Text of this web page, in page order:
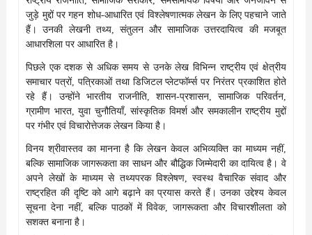
जुड़े मुद्दों पर गहन शोध-आधारित एवं विश्लेषणात्मक लेखन के लिए पहचाने जाते
हैं। उनकी लेखनी तथ्य, संतुलन और सामाजिक उत्तरदायित्व की मजबूत
आधारशिला पर आधारित है।
पिछले एक दशक से अधिक समय से उनके लेख विभिन्न राष्ट्रीय एवं क्षेत्रीय
समाचार पत्रों, पत्रिकाओं तथा डिजिटल प्लेटफॉर्म्स पर निरंतर प्रकाशित होते
रहे हैं। उन्होंने भारतीय राजनीति, शासन-प्रशासन, सामाजिक परिवर्तन,
ग्रामीण भारत, युवा चुनौतियाँ, सांस्कृतिक विमर्श और समकालीन राष्ट्रीय मुद्दों
पर गंभीर एवं विचारोत्तेजक लेखन किया है।
विनय श्रीवास्तव का मानना है कि लेखन केवल अभिव्यक्ति का माध्यम नहीं,
बल्कि सामाजिक जागरूकता का साधन और बौद्धिक जिम्मेदारी का दायित्व है। वे
अपने लेखों के माध्यम से तथ्यपरक विश्लेषण, स्वस्थ वैचारिक संवाद और
राष्ट्रहित की दृष्टि को आगे बढ़ाने का प्रयास करते हैं। उनका उद्देश्य केवल
सूचना देना नहीं, बल्कि पाठकों में विवेक, जागरूकता और विचारशीलता को
सशक्त बनाना है।